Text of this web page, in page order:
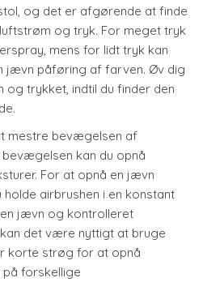
og det er afgørende at finde
og tryk. For meget tryk
mens for lidt tryk kan
jævn påføring af farven. Øv dig
trykket, indtil du finder den
mestre bevægelsen af
kan du opnå
For at opnå en jævn
airbrushen i en konstant
jævn og kontrolleret
det være nyttigt at bruge
korte strøg for at opnå
forskellige